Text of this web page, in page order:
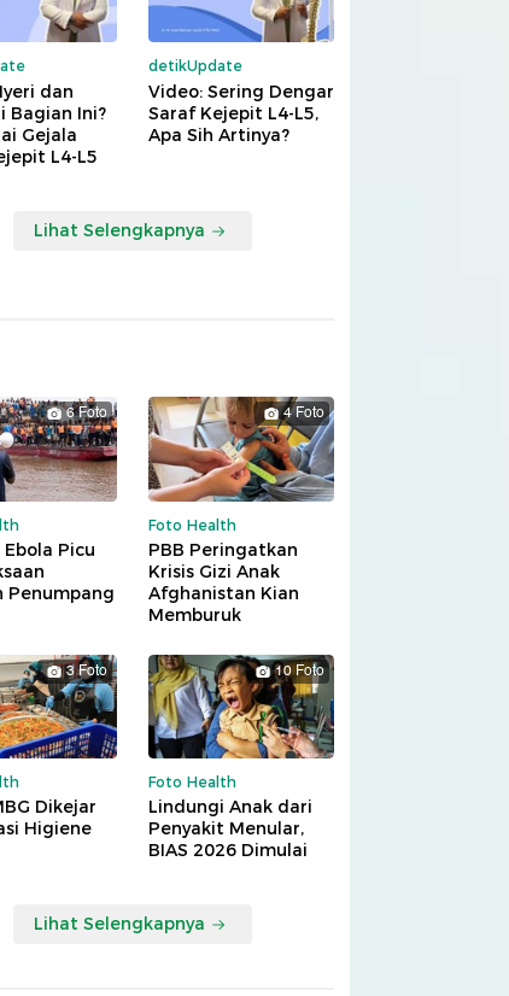
dan
Bagian Ini?
Gejala
L4-L5
detikUpdate
Video: Sering Dengar
Saraf Kejepit L4-L5,
Apa Sih Artinya?
Lihat Selengkapnya
6 Foto
Picu
Penumpang
4 Foto
Foto Health
PBB Peringatkan
Krisis Gizi Anak
Afghanistan Kian
Memburuk
3 Foto
Dikejar
Higiene
10 Foto
Foto Health
Lindungi Anak dari
Penyakit Menular,
BIAS 2026 Dimulai
Lihat Selengkapnya